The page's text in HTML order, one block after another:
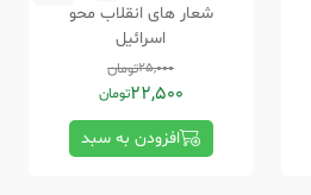
شعار های انقلاب محو
اسرائیل
25,000تومان
22,500تومان
افزودن به سبد